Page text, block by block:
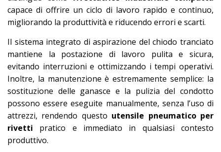
capace di offrire un ciclo di lavoro rapido e continuo,
migliorando la produttività e riducendo errori e scarti.
Il sistema integrato di aspirazione del chiodo tranciato
mantiene la postazione di lavoro pulita e sicura,
evitando interruzioni e ottimizzando i tempi operativi.
Inoltre, la manutenzione è estremamente semplice: la
sostituzione delle ganasce e la pulizia del condotto
possono essere eseguite manualmente, senza l’uso di
attrezzi, rendendo questo utensile pneumatico per
rivetti pratico e immediato in qualsiasi contesto
produttivo.